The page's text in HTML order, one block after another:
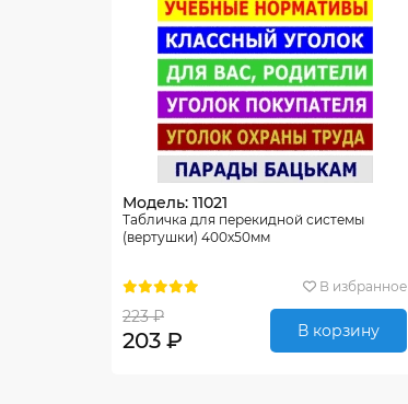
Модель: 11021
Табличка для перекидной системы
(вертушки) 400х50мм
В избранное
223 ₽
203 ₽ В корзину